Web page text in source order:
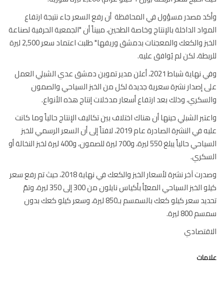
مصدر مسؤول في المحافظة أن رفع السعر جاء نتيجة ارتفاع
الداخلة بالإنتاج وخاصة الطحين، مبيناً أن "الجمعية الحرفية لصناعة
الخبز والكعك والمعجنات بدمشق وريفها" طلبت اعتماد سعر 2,500 ليرة
لكن لم يُوافق عليه.
وفي نهاية شباط 2021، أعلن مدير تموين دمشق عدي الشبلي العمل
إصدار نشرة سعرية جديدة لكل من الخبز السياحي والصمون
وذلك بعد ارتفاع أسعار مدخلات إنتاج هذه الأنواع.
الشبلي حينها أن هناك اختلاف بين تكاليف الإنتاج حالياً وما كانت
عليه في النشرة الصادرة عام 2019، لافتاً إلى أن السعر الرسمي للخبز
السياحي حالياً يبلغ 550 ليرة، و700 ليرة للصمون، و400 ليرة لخبز النخالة أو
وصدرت آخر نشرة لأسعار الخبز والكعك في نهاية 2018، حيث تم رفع سعر
كيلو الخبز السياحي المعبّأ بأكياس نايلون من 300 إلى 350 ليرة، وتمّ
تحديد سعر كيلو كعك بالسمسم بـ850 ليرة، وسعر كيلو كعك بدون
ليرة.